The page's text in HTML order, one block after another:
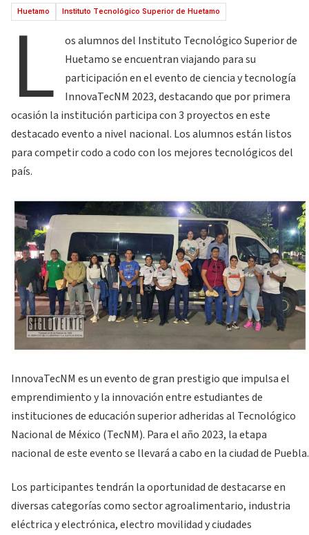
Huetamo Instituto Tecnológico Superior de Huetamo
L
os alumnos del Instituto Tecnológico Superior de
Huetamo se encuentran viajando para su
participación en el evento de ciencia y tecnología
InnovaTecNM 2023, destacando que por primera
ocasión la institución participa con 3 proyectos en este
destacado evento a nivel nacional. Los alumnos están listos
para competir codo a codo con los mejores tecnológicos del
país.
InnovaTecNM es un evento de gran prestigio que impulsa el
emprendimiento y la innovación entre estudiantes de
instituciones de educación superior adheridas al Tecnológico
Nacional de México (TecNM). Para el año 2023, la etapa
nacional de este evento se llevará a cabo en la ciudad de Puebla.
Los participantes tendrán la oportunidad de destacarse en
diversas categorías como sector agroalimentario, industria
eléctrica y electrónica, electro movilidad y ciudades